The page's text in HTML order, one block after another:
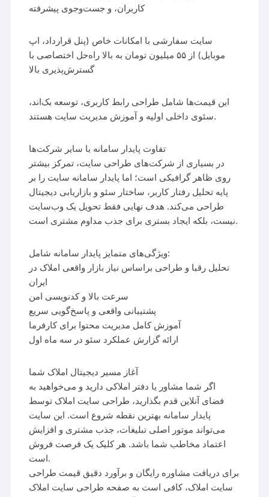
کاربران، و جست‌وجوی پیشرفته
سایت سفارشی با امکانات خاص (پنل قرارداد، اپ
موبایل) از ۵۵ میلیون تومان به بالا راه‌حل اختصاصی با
گسترش‌پذیری بالا
این قیمت‌ها شامل طراحی رابط کاربری، توسعه بک‌اند،
سئوی داخلی اولیه و آموزش مدیریت سایت هستند.
تفاوت پایدار سامانه با سایر شرکت‌ها
در بسیاری از شرکت‌های طراحی سایت، تمرکز بیشتر
روی ظاهر گرافیکی است؛ اما پایدار سامانه سایت را بر
پایه تحلیل رفتار کاربر، ساختار سئو و بازاریابی دیجیتال
طراحی می‌کند. هدف نهایی فقط تحویل یک وب‌سایت
نیست، بلکه ایجاد بستری برای جذب مداوم مشتری است.
ویژگی‌های متمایز پایدار سامانه شامل:
تحلیل رقبا و طراحی براساس نیاز بازار واقعی املاک در
ایران
سرعت بالا و کدنویسی امن
پشتیبانی واقعی و پاسخ‌گویی سریع
آموزش کامل مدیریت محتوا برای کارفرما
ارائه گزارش عملکرد سئو در سه ماه اول
آغاز مسیر دیجیتال املاک شما
اگر شما مشاور یا دفتر املاکی دارید و می‌خواهید به
فضای آنلاین قدم بگذارید، طراحی سایت املاک توسط
پایدار سامانه بهترین نقطه شروع است. این سایت
می‌تواند موتور اصلی تبلیغات، جذب مشتری و افزایش
اعتماد مخاطب شما باشد. هر کلیک یک فرصت فروش
است.
برای دریافت مشاوره رایگان و برآورد دقیق قیمت طراحی
سایت املاک، کافی است به صفحه طراحی سایت املاک